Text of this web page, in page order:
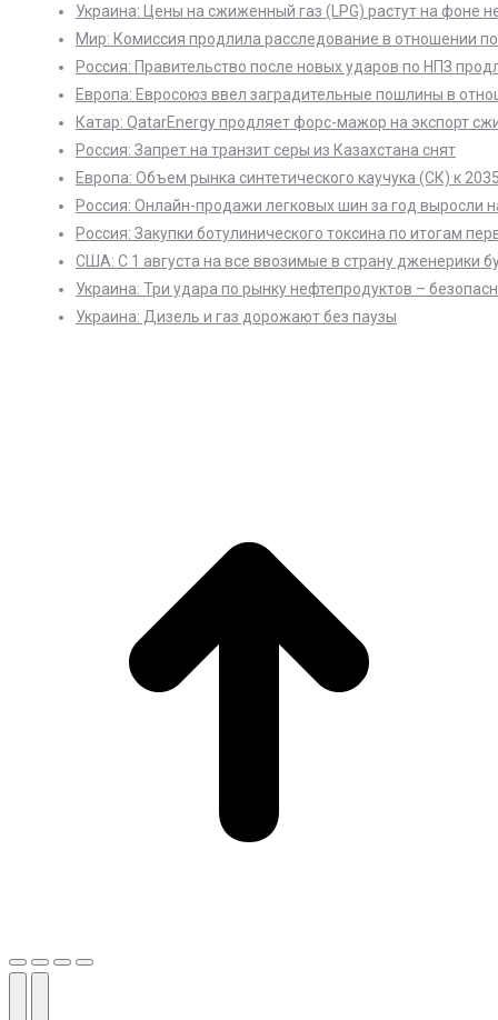
Украина: Цены на сжиженный газ (LPG) растут на фоне
Мир: Комиссия продлила расследование в отношении
Россия: Правительство после новых ударов по НПЗ
Европа: Евросоюз ввел заградительные пошлины в
Катар: QatarEnergy продляет форс-мажор на экспорт
Россия: Запрет на транзит серы из Казахстана снят
Европа: Объем рынка синтетического каучука (СК) к
Россия: Онлайн-продажи легковых шин за год выросли
Россия: Закупки ботулинического токсина по итогам
США: С 1 августа на все ввозимые в страну дженерики
Украина: Три удара по рынку нефтепродуктов –
Украина: Дизель и газ дорожают без паузы